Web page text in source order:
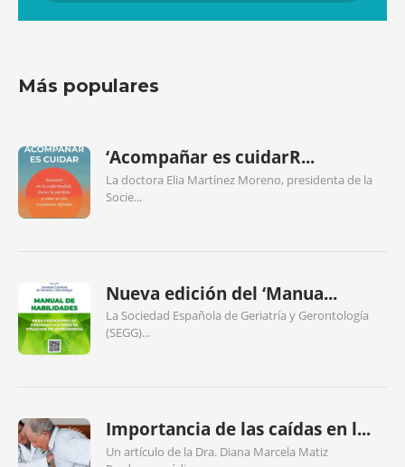
Más populares
‘Acompañar es cuidarR...
La doctora Elia Martínez Moreno, presidenta de la
Socie...
Nueva edición del ‘Manua...
La Sociedad Española de Geriatría y Gerontología
(SEGG)...
Importancia de las caídas en l...
Un artículo de la Dra. Diana Marcela Matiz